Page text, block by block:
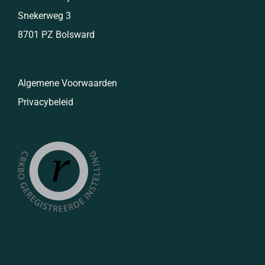
Snekerweg 3
8701 PZ Bolsward
Algemene Voorwaarden
Privacybeleid